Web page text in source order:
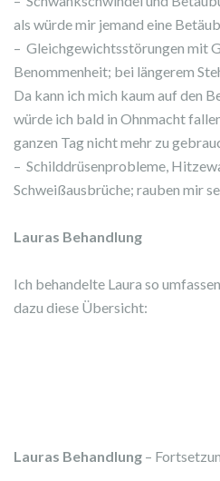
als würde mir jemand eine
– Gleichgewichtsstörungen mit
Benommenheit; bei längerem
Da kann ich mich kaum auf den
würde ich bald in Ohnmacht
ganzen Tag nicht mehr zu
– Schilddrüsenprobleme,
Schweißausbrüche; rauben mir
Lauras Behandlung
Ich behandelte Laura so
dazu diese Übersicht:
Lauras Behandlung –